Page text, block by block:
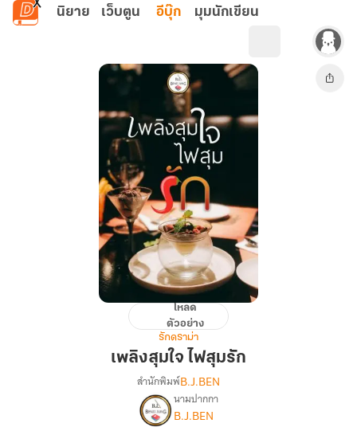
ข้ามไปยังเนื้อหาหลัก
นิยาย เว็บตูน อีบุ๊ก มุมนักเขียน
ใจ
โหลด
ตัวอย่าง
รักดราม่า
เพลิงสุมใจ ไฟสุมรัก
เรื่อง
เพลิง
สำนักพิมพ์B.J.BEN
นามปากกา
B.J.BEN